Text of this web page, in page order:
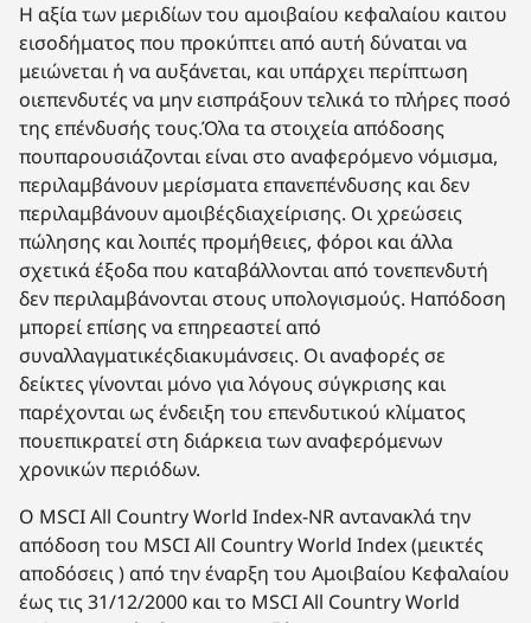
Η αξία των μεριδίων του αμοιβαίου κεφαλαίου καιτου
εισοδήματος που προκύπτει από αυτή δύναται να
μειώνεται ή να αυξάνεται, και υπάρχει περίπτωση
οιεπενδυτές να μην εισπράξουν τελικά το πλήρες ποσό
της επένδυσής τους.Όλα τα στοιχεία απόδοσης
πουπαρουσιάζονται είναι στο αναφερόμενο νόμισμα,
περιλαμβάνουν μερίσματα επανεπένδυσης και δεν
περιλαμβάνουν αμοιβέςδιαχείρισης. Οι χρεώσεις
πώλησης και λοιπές προμήθειες, φόροι και άλλα
σχετικά έξοδα που καταβάλλονται από τονεπενδυτή
δεν περιλαμβάνονται στους υπολογισμούς. Ηαπόδοση
μπορεί επίσης να επηρεαστεί από
συναλλαγματικέςδιακυμάνσεις. Οι αναφορές σε
δείκτες γίνονται μόνο για λόγους σύγκρισης και
παρέχονται ως ένδειξη του επενδυτικού κλίματος
πουεπικρατεί στη διάρκεια των αναφερόμενων
χρονικών περιόδων.
Ο MSCI All Country World Index-NR αντανακλά την
απόδοση του MSCI All Country World Index (μεικτές
αποδόσεις ) από την έναρξη του Αμοιβαίου Κεφαλαίου
έως τις 31/12/2000 και το MSCI All Country World